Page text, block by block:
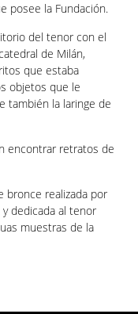
posee la Fundación.
del tenor con el
de Milán,
que estaba
objetos que le
también la laringe de
encontrar retratos de
bronce realizada por
dedicada al tenor
muestras de la